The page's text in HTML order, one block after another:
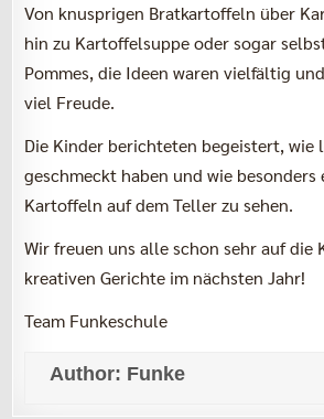
Von knusprigen Bratkartoffeln über
hin zu Kartoffelsuppe oder sogar
Pommes, die Ideen waren vielfältig
viel Freude.
Die Kinder berichteten begeistert, wie
geschmeckt haben und wie besonders
Kartoffeln auf dem Teller zu sehen.
Wir freuen uns alle schon sehr auf die
kreativen Gerichte im nächsten Jahr!
Team Funkeschule
Author: Funke